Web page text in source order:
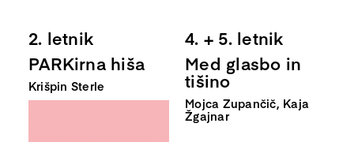
2. letnik
PARKirna hiša
Krišpin Sterle
4. + 5. letnik
Med glasbo in
tišino
Mojca Zupančič, Kaja
Žgajnar